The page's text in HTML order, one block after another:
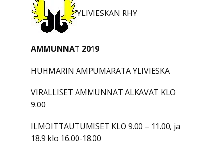
YLIVIESKAN RHY
AMMUNNAT 2019
HUHMARIN AMPUMARATA YLIVIESKA
VIRALLISET AMMUNNAT ALKAVAT KLO
9.00
ILMOITTAUTUMISET KLO 9.00 – 11.00, ja
18.9 klo 16.00-18.00